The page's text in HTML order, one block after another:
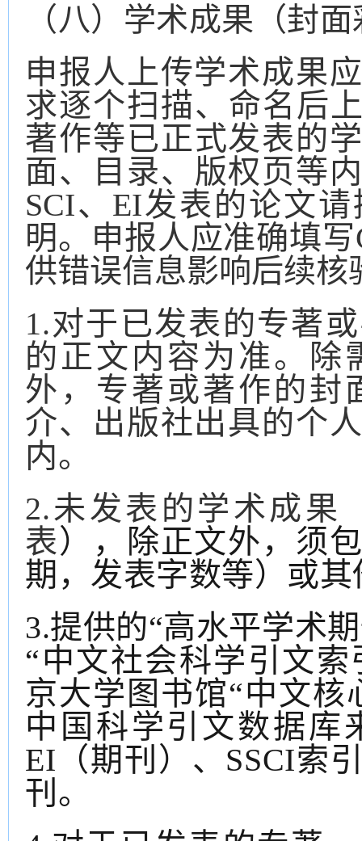
（八） 学术成果（封
申报人上传学术成果
求逐个扫描、命名后
著作等已正式发表的
面、目录、版权页等
SCI、EI发表的论文
明。申报人应准确填
供错误信息影响后续核
1.对于已发表的专著
的正文内容为准。
除
外，专著或著作的封
介、出版社出具的个
内。
2.未发表的学术成果
表）
，除正文外，须
期，发表字数等） 或其
3.提供的“高水平学术
“中文社会科学引文索
京大学图书馆“中文核
中国科学引文数据库
EI（期刊）、SSCI索
刊。